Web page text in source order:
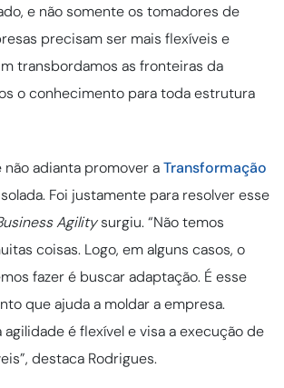
e não somente os tomadores de
precisam ser mais flexíveis e
transbordamos as fronteiras da
o conhecimento para toda estrutura
adianta promover aTransformação
Foi justamente para resolver esse
Agilitysurgiu. “Não temos
coisas. Logo, em alguns casos, o
fazer é buscar adaptação. É esse
que ajuda a moldar a empresa.
é flexível e visa a execução de
destaca Rodrigues.